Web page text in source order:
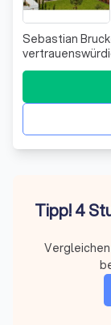
Sebastian
Stuckarbeiten.
unermüdlichen
Region
Tipp! 4